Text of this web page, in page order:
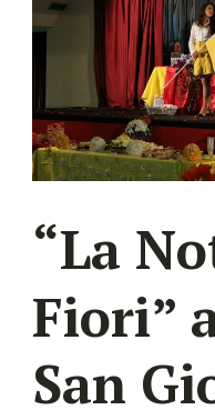
“La
Fiori”
San